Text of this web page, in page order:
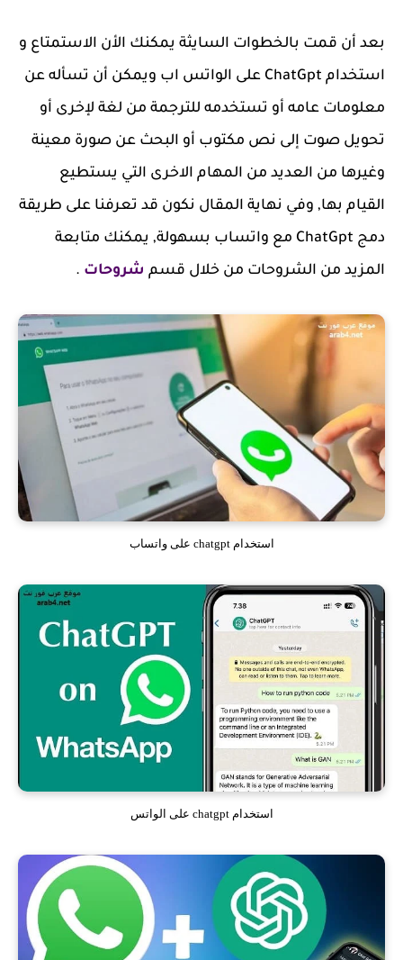
بعد أن قمت بالخطوات السايثة يمكنك الأن الاستمتاع و
استخدام ChatGpt على الواتس اب ويمكن أن تسأله عن
معلومات عامه أو تستخدمه للترجمة من لغة لإخرى أو
تحويل صوت إلى نص مكتوب أو البحث عن صورة معينة
وغيرها من العديد من المهام الاخرى التي يستطيع
القيام بها, وفي نهاية المقال نكون قد تعرفنا على طريقة
دمج ChatGpt مع واتساب بسهولة, يمكنك متابعة
المزيد من الشروحات من خلال قسم شروحات .
استخدام chatgpt على واتساب
استخدام chatgpt على الواتس